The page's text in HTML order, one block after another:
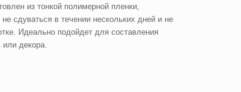
из тонкой полимерной пленки,
сдуваться в течении нескольких дней и не
Идеально подойдет для составления
или декора.